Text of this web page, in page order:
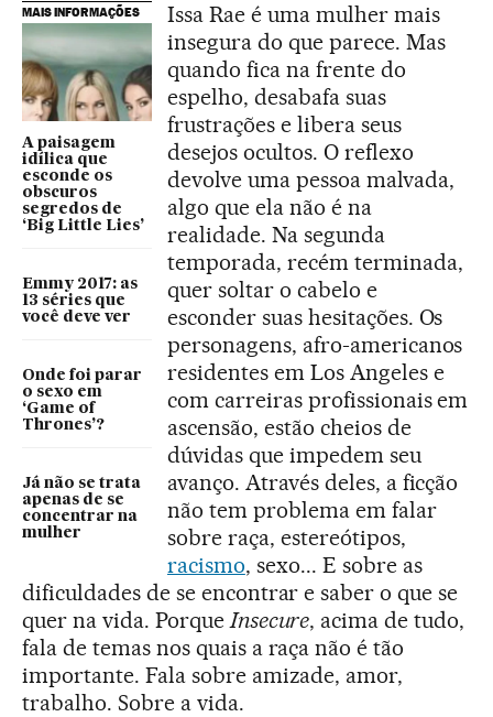
MAIS INFORMAÇÕES
A paisagem
idílica que
esconde os
obscuros
segredos de
‘Big Little Lies’
Emmy 2017: as
13 séries que
você deve ver
Onde foi parar
o sexo em
‘Game of
Thrones’?
Já não se trata
apenas de se
concentrar na
mulher
Issa Rae é uma mulher mais
insegura do que parece. Mas
quando fica na frente do
espelho, desabafa suas
frustrações e libera seus
desejos ocultos. O reflexo
devolve uma pessoa malvada,
algo que ela não é na
realidade. Na segunda
temporada, recém terminada,
quer soltar o cabelo e
esconder suas hesitações. Os
personagens, afro-americanos
residentes em Los Angeles e
com carreiras profissionais em
ascensão, estão cheios de
dúvidas que impedem seu
avanço. Através deles, a ficção
não tem problema em falar
sobre raça, estereótipos,
racismo, sexo... E sobre as
dificuldades de se encontrar e saber o que se
quer na vida. PorqueInsecure, acima de tudo,
fala de temas nos quais a raça não é tão
importante. Fala sobre amizade, amor,
trabalho. Sobre a vida.